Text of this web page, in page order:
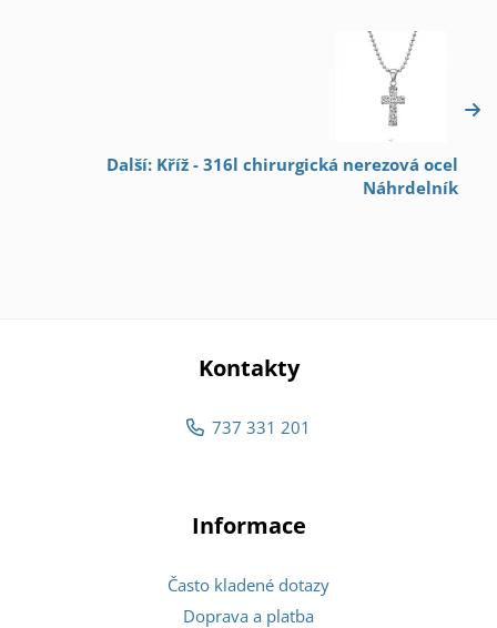
Další: Kříž - 316l chirurgická nerezová ocel
Náhrdelník
Kontakty
737 331 201
Informace
Často kladené dotazy
Doprava a platba